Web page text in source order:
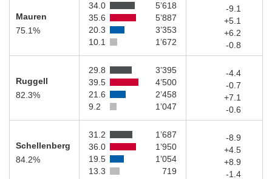
Mauren
75.1%
34.0
5’618
35.6
5’887
20.3
3’353
10.1
1’672
-9.1
+5.1
+6.2
-0.8
Ruggell
82.3%
29.8
3’395
39.5
4’500
21.6
2’458
9.2
1’047
-4.4
-0.7
+7.1
-0.6
Schellenberg
84.2%
31.2
1’687
36.0
1’950
19.5
1’054
13.3
719
-8.9
+4.5
+8.9
-1.4